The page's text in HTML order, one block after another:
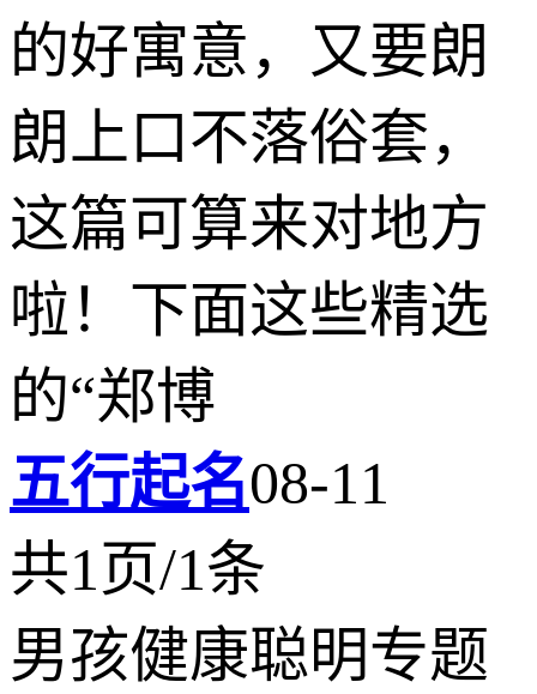
的好寓意，又要朗
朗上口不落俗套，
这篇可算来对地方
啦！下面这些精选
的“郑博
五行起名08-11
共1页/1条
男孩健康聪明专题